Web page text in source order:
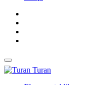
Turan